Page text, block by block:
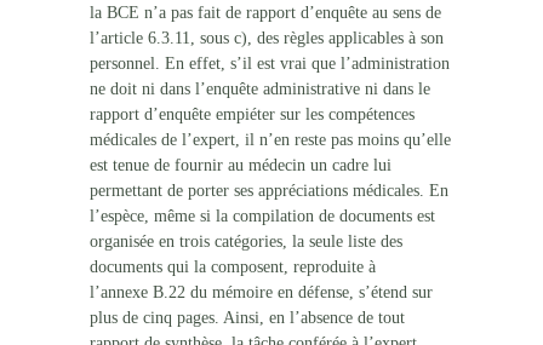
la BCE n’a pas fait de rapport d’enquête au sens de
l’article 6.3.11, sous c), des règles applicables à son
personnel. En effet, s’il est vrai que l’administration
ne doit ni dans l’enquête administrative ni dans le
rapport d’enquête empiéter sur les compétences
médicales de l’expert, il n’en reste pas moins qu’elle
est tenue de fournir au médecin un cadre lui
permettant de porter ses appréciations médicales. En
l’espèce, même si la compilation de documents est
organisée en trois catégories, la seule liste des
documents qui la composent, reproduite à
l’annexe B.22 du mémoire en défense, s’étend sur
plus de cinq pages. Ainsi, en l’absence de tout